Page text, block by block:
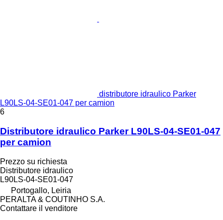
distributore idraulico Parker
L90LS-04-SE01-047 per camion
6
Distributore idraulico Parker L90LS-04-SE01-047
per camion
Prezzo su richiesta
Distributore idraulico
L90LS-04-SE01-047
Portogallo, Leiria
PERALTA & COUTINHO S.A.
Contattare il venditore